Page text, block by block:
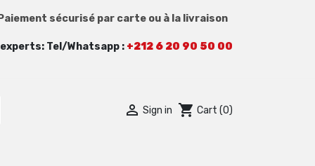
Paiement sécurisé par carte ou à la livraison
experts: Tel/Whatsapp : +212 6 20 90 50 00
 Sign in shopping_cart Cart (0)